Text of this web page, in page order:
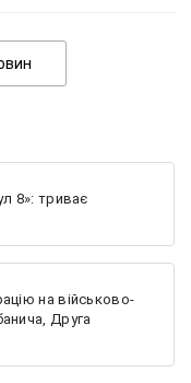
більше новин
8»: триває
на військово-
Друга